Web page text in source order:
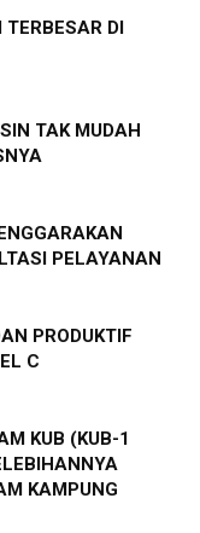
DI
TAK MUDAH
PELAYANAN
PRODUKTIF
C
KUB (KUB-1
KAMPUNG